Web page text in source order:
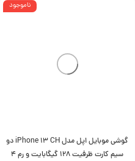
ناموجود
گوشی موبایل اپل مدل iPhone 13 CH دو
سیم‌ کارت ظرفیت 128 گیگابایت و رم 4